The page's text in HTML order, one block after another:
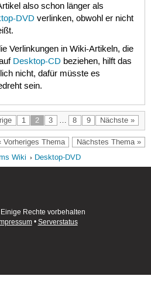
also schon länger als
DVD verlinken, obwohl er nicht
Verlinkungen in Wiki-Artikeln, die
Desktop-CD beziehen, hilft das
nicht, dafür müsste es
sein.
1 2 3 … 8 9 Nächste »
Vorheriges Thema Nächstes Thema »
Wiki Desktop-DVD
Rechte vorbehalten
• Serverstatus